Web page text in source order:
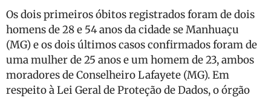
Os dois primeiros óbitos registrados foram de dois
homens de 28 e 54 anos da cidade se Manhuaçu
(MG) e os dois últimos casos confirmados foram de
uma mulher de 25 anos e um homem de 23, ambos
moradores de Conselheiro Lafayete (MG). Em
respeito à Lei Geral de Proteção de Dados, o órgão